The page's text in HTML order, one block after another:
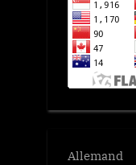
Allemand